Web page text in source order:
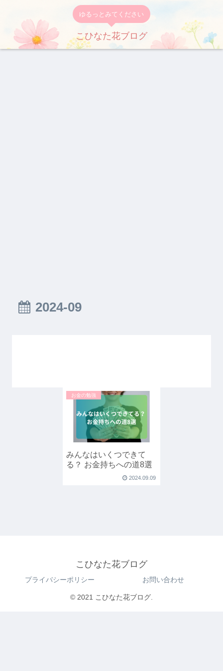
ゆるっとみてください
こひなた花ブログ
2024-09
お金の勉強
みんなはいくつできて
る？ お金持ちへの道8選
2024.09.09
こひなた花ブログ
プライバシーポリシー お問い合わせ
© 2021 こひなた花ブログ.